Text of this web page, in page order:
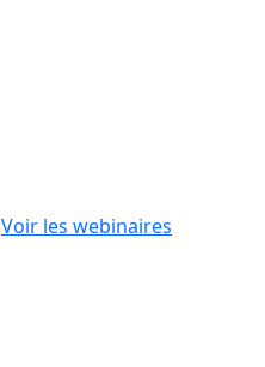
Voir les webinaires